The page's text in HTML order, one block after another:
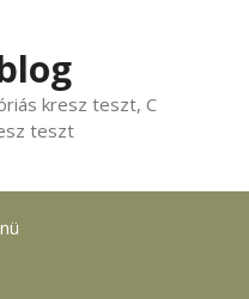
kresz teszt, C
teszt